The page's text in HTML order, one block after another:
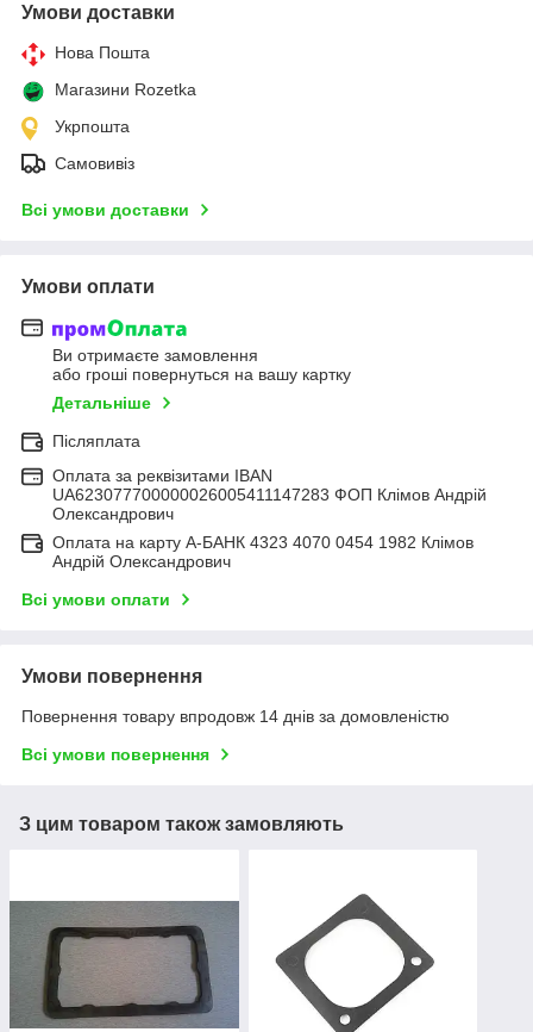
Умови доставки
Нова Пошта
Магазини Rozetka
Укрпошта
Самовивіз
Всі умови доставки
Умови оплати
Ви отримаєте замовлення
або гроші повернуться на вашу картку
Детальніше
Післяплата
Оплата за реквізитами IBAN
UA623077700000026005411147283 ФОП Клімов Андрій
Олександрович
Оплата на карту А-БАНК 4323 4070 0454 1982 Клімов
Андрій Олександрович
Всі умови оплати
Умови повернення
Повернення товару впродовж 14 днів за домовленістю
Всі умови повернення
З цим товаром також замовляють